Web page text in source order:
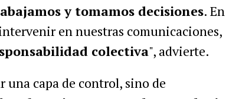
y tomamos decisiones. En
en nuestras comunicaciones,
colectiva", advierte.
una capa de control, sino de